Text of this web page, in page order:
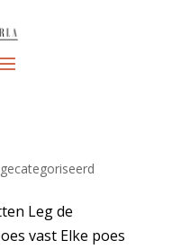
Leg de
vast Elke poes